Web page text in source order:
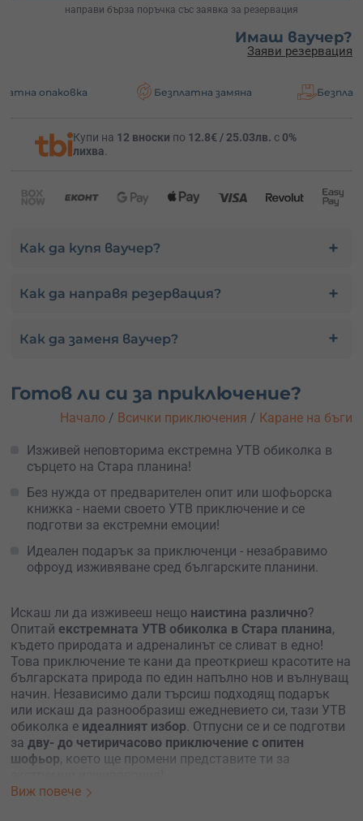
направи бърза поръчка със заявка за резервация
Имаш ваучер?
Заяви резервация
Безплатна замяна Безплатна
Купи на 12 вноски по 12.8€ / 25.03лв. с 0%
лихва.
Как да купя ваучер?
Как да направя резервация?
Как да заменя ваучер?
Готов ли си за приключение?
Начало / Всички приключения / Каране на бъги
Изживей неповторима екстремна УТВ обиколка в
сърцето на Стара планина!
Без нужда от предварителен опит или шофьорска
книжка - наеми своето УТВ приключение и се
подготви за екстремни емоции!
Идеален подарък за приключенци - незабравимо
офроуд изживяване сред българските планини.
Искаш ли да изживееш нещо наистина различно?
Опитай екстремната УТВ обиколка в Стара планина,
където природата и адреналинът се сливат в едно!
Това приключение те кани да преоткриеш красотите на
българската природа по един напълно нов и вълнуващ
начин. Независимо дали търсиш подходящ подарък
или искаш да разнообразиш ежедневието си, тази УТВ
обиколка е идеалният избор. Отпусни се и се подготви
за дву- до четиричасово приключение с опитен
шофьор, което ще промени представите ти за
Виж повече